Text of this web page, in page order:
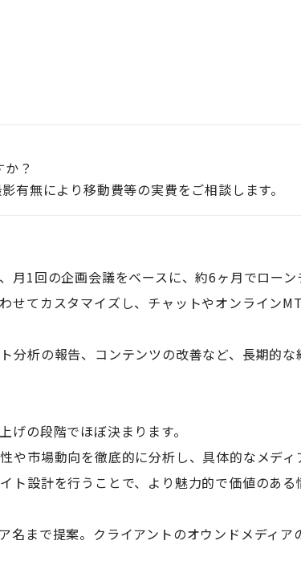
？
有無により移動費等の実費をご相談します。
1回の企画会議をベースに、約6ヶ月でローン
せてカスタマイズし、チャットやオンライン
分析の報告、コンテンツの改善など、長期的な
げの段階でほぼ決まります。
や市場動向を徹底的に分析し、具体的なメデ
ト設計を行うことで、より魅力的で価値のある
名まで提案。クライアントのオウンドメディア